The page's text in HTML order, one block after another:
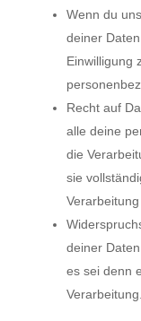
Wenn du
deiner
Einwilligung
Recht auf
alle deine
die
sie
deiner
es sei denn
Verarbeitung.